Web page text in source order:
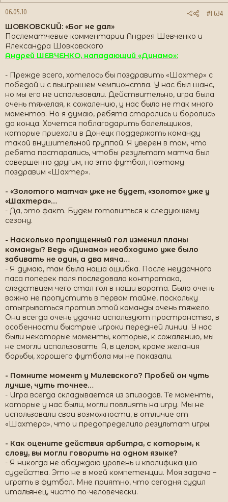
06.05.10 #1 634
ШОВКОВСКИЙ: «Бог не дал»
Послематчевые комментарии Андрея Шевченко и
Александра Шовковского
Андрей ШЕВЧЕНКО, нападающий «Динамо»:
- Прежде всего, хотелось бы поздравить «Шахтер» с
победой и с выигрышем чемпионства. У нас был шанс,
но мы его не использовали. Действительно, игра была
очень тяжелая, к сожалению, у нас было не так много
моментов. Но я думаю, ребята старались и боролись
до конца. Хочется поблагодарить болельщиков,
которые приехали в Донецк поддержать команду
такой внушительной группой. Я уверен в том, что
ребята постарались, чтобы результат матча был
совершенно другим, но это футбол, поэтому
поздравим «Шахтер».
- «Золотого матча» уже не будет, «золото» уже у
«Шахтера»…
- Да, это факт. Будем готовиться к следующему
сезону.
- Насколько пропущенный гол изменил планы
команды? Ведь «Динамо» необходимо уже было
забивать не один, а два мяча…
- Я думаю, там была наша ошибка. После неудачного
паса поперек поля последовала контратака,
следствием чего стал гол в наши ворота. Было очень
важно не пропустить в первом тайме, поскольку
отыгрываться против этой команды очень тяжело.
Они всегда очень удачно используют пространство, в
особенности быстрые игроки передней линии. У нас
были некоторые моменты, которые, к сожалению, мы
не смогли использовать. А, в целом, кроме желания
борьбы, хорошего футбола мы не показали.
- Помните момент у Милевского? Пробей он чуть
лучше, чуть точнее…
- Игра всегда складывается из эпизодов. Те моменты,
которые у нас были, могли повлиять на игру. Мы не
использовали свои возможности, в отличие от
«Шахтера», что и предопределило результат игры.
- Как оцените действия арбитра, с которым, к
слову, вы могли говорить на одном языке?
- Я никогда не обсуждаю уровень и квалификацию
судейства. Это не в моей компетенции. Моя задача –
играть в футбол. Мне приятно, что сегодня судил
итальянец, чисто по-человечески.